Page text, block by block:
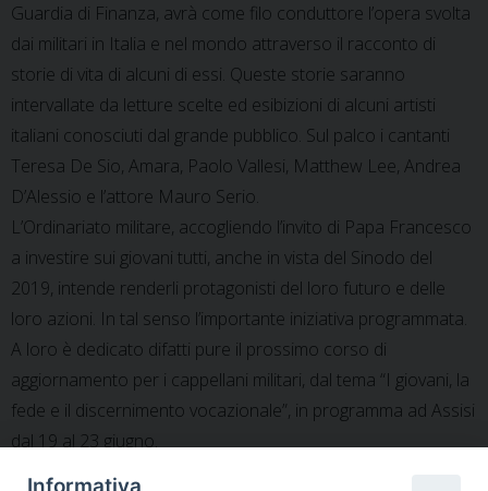
Guardia di Finanza, avrà come filo conduttore l’opera svolta
dai militari in Italia e nel mondo attraverso il racconto di
storie di vita di alcuni di essi. Queste storie saranno
intervallate da letture scelte ed esibizioni di alcuni artisti
italiani conosciuti dal grande pubblico. Sul palco i cantanti
Teresa De Sio, Amara, Paolo Vallesi, Matthew Lee, Andrea
D’Alessio e l’attore Mauro Serio.
L’Ordinariato militare, accogliendo l’invito di Papa Francesco
a investire sui giovani tutti, anche in vista del Sinodo del
2019, intende renderli protagonisti del loro futuro e delle
loro azioni. In tal senso l’importante iniziativa programmata.
A loro è dedicato difatti pure il prossimo corso di
aggiornamento per i cappellani militari, dal tema “I giovani, la
fede e il discernimento vocazionale”, in programma ad Assisi
dal 19 al 23 giugno.